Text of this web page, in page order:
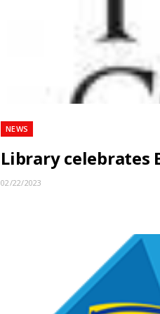
NEWS
Library celebrates
02/22/2023